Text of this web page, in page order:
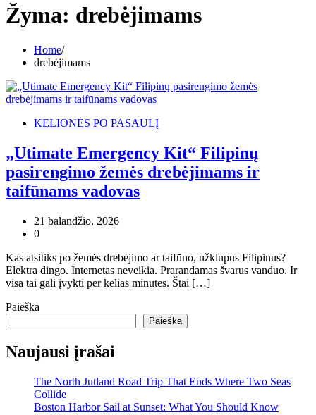
Žyma: drebėjimams
Home
drebėjimams
KELIONĖS PO PASAULĮ
„Utimate Emergency Kit“ Filipinų
pasirengimo žemės drebėjimams ir
taifūnams vadovas
21 balandžio, 2026
0
Kas atsitiks po žemės drebėjimo ar taifūno, užklupus Filipinus?
Elektra dingo. Internetas neveikia. Prarandamas švarus vanduo. Ir
visa tai gali įvykti per kelias minutes. Štai […]
Paieška
Paieška
Naujausi įrašai
The North Jutland Road Trip That Ends Where Two Seas
Collide
Boston Harbor Sail at Sunset: What You Should Know